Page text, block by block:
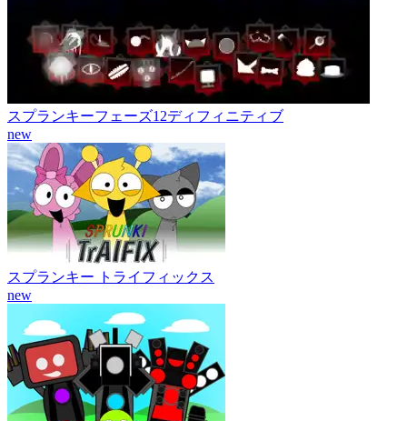
スプランキーフェーズ12ディフィニティブ
new
スプランキー トライフィックス
new